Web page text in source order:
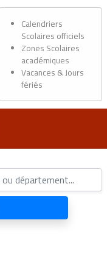
Calendriers
Scolaires officiels
Zones Scolaires
académiques
Vacances & Jours
fériés